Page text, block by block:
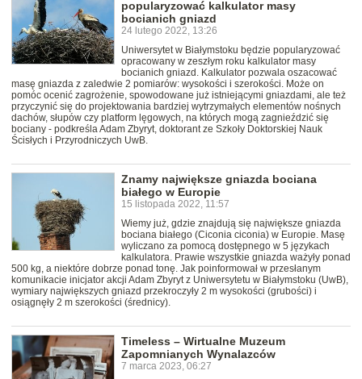
popularyzować kalkulator masy
bocianich gniazd
24 lutego 2022, 13:26
Uniwersytet w Białymstoku będzie popularyzować
opracowany w zeszłym roku kalkulator masy
bocianich gniazd. Kalkulator pozwala oszacować
masę gniazda z zaledwie 2 pomiarów: wysokości i szerokości. Może on
pomóc ocenić zagrożenie, spowodowane już istniejącymi gniazdami, ale też
przyczynić się do projektowania bardziej wytrzymałych elementów nośnych
dachów, słupów czy platform lęgowych, na których mogą zagnieździć się
bociany - podkreśla Adam Zbyryt, doktorant ze Szkoły Doktorskiej Nauk
Ścisłych i Przyrodniczych UwB.
Znamy największe gniazda bociana
białego w Europie
15 listopada 2022, 11:57
Wiemy już, gdzie znajdują się największe gniazda
bociana białego (Ciconia ciconia) w Europie. Masę
wyliczano za pomocą dostępnego w 5 językach
kalkulatora. Prawie wszystkie gniazda ważyły ponad
500 kg, a niektóre dobrze ponad tonę. Jak poinformował w przesłanym
komunikacie inicjator akcji Adam Zbyryt z Uniwersytetu w Białymstoku (UwB),
wymiary największych gniazd przekroczyły 2 m wysokości (grubości) i
osiągnęły 2 m szerokości (średnicy).
Timeless – Wirtualne Muzeum
Zapomnianych Wynalazców
7 marca 2023, 06:27